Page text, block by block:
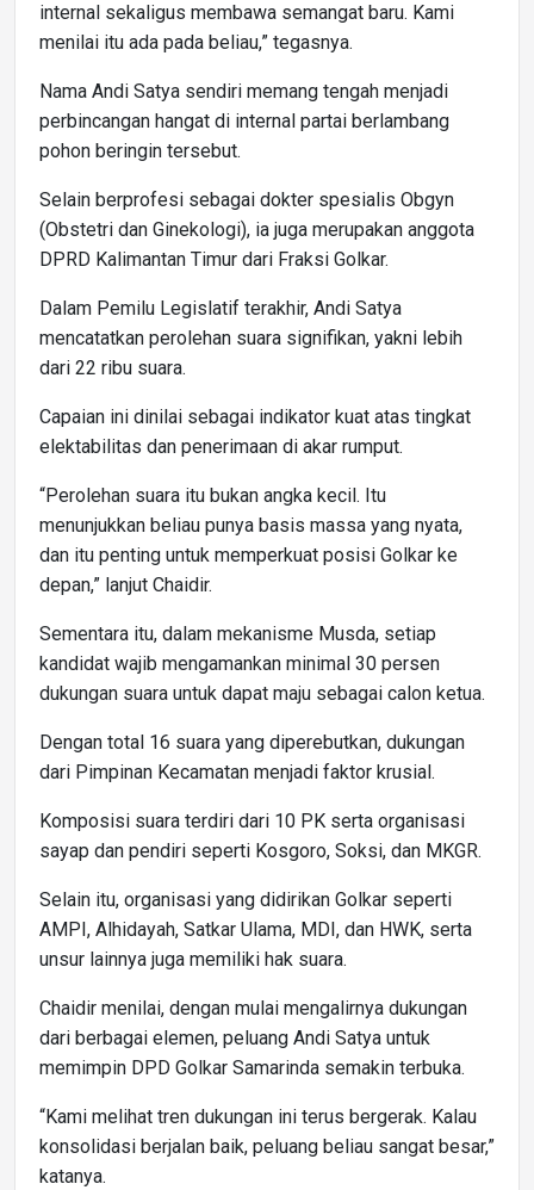
internal sekaligus membawa semangat baru. Kami
menilai itu ada pada beliau,” tegasnya.
Nama Andi Satya sendiri memang tengah menjadi
perbincangan hangat di internal partai berlambang
pohon beringin tersebut.
Selain berprofesi sebagai dokter spesialis Obgyn
(Obstetri dan Ginekologi), ia juga merupakan anggota
DPRD Kalimantan Timur dari Fraksi Golkar.
Dalam Pemilu Legislatif terakhir, Andi Satya
mencatatkan perolehan suara signifikan, yakni lebih
dari 22 ribu suara.
Capaian ini dinilai sebagai indikator kuat atas tingkat
elektabilitas dan penerimaan di akar rumput.
“Perolehan suara itu bukan angka kecil. Itu
menunjukkan beliau punya basis massa yang nyata,
dan itu penting untuk memperkuat posisi Golkar ke
depan,” lanjut Chaidir.
Sementara itu, dalam mekanisme Musda, setiap
kandidat wajib mengamankan minimal 30 persen
dukungan suara untuk dapat maju sebagai calon ketua.
Dengan total 16 suara yang diperebutkan, dukungan
dari Pimpinan Kecamatan menjadi faktor krusial.
Komposisi suara terdiri dari 10 PK serta organisasi
sayap dan pendiri seperti Kosgoro, Soksi, dan MKGR.
Selain itu, organisasi yang didirikan Golkar seperti
AMPI, Alhidayah, Satkar Ulama, MDI, dan HWK, serta
unsur lainnya juga memiliki hak suara.
Chaidir menilai, dengan mulai mengalirnya dukungan
dari berbagai elemen, peluang Andi Satya untuk
memimpin DPD Golkar Samarinda semakin terbuka.
“Kami melihat tren dukungan ini terus bergerak. Kalau
konsolidasi berjalan baik, peluang beliau sangat besar,”
katanya.